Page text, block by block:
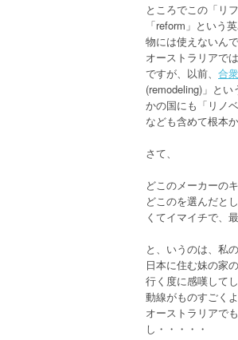
ところでこの「リ
「reform」という
物には使えないんで
オーストラリアで
ですが、以前、 合
(remodeling)」とい
かの国にも「リノ
なども含めて根本
さて、
どこのメーカーの
どこのを選んだと
くてイマイチで、
と、いうのは、私
日本に住む妹の家
行く度に感嘆してし
動線がものすごく
オーストラリアで
し・・・・・